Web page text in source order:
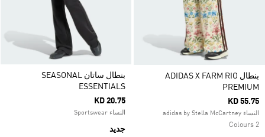
بنطال ADIDAS X FARM RIO
PREMIUM
KD 55.75
النساء adidas by Stella McCartney
2 Colours
بنطال ساتان SEASONAL
ESSENTIALS
KD 20.75
النساء Sportswear
جديد